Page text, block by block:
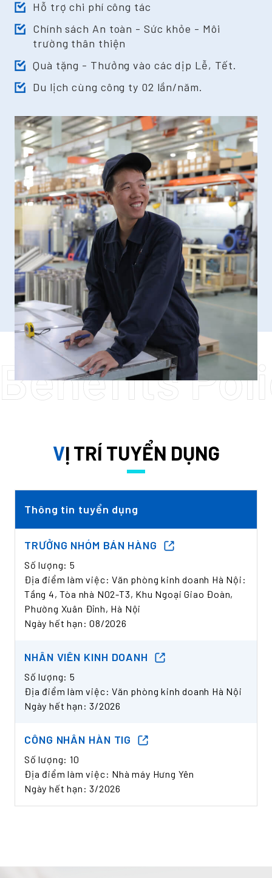
Hỗ trợ chi phí công tác
Chính sách An toàn - Sức khỏe - Môi
trường thân thiện
Quà tặng - Thưởng vào các dịp Lễ, Tết.
Du lịch cùng công ty 02 lần/năm.
VỊ TRÍ TUYỂN DỤNG
Thông tin tuyển dụng
TRƯỞNG NHÓM BÁN HÀNG
Số lượng: 5
Địa điểm làm việc: Văn phòng kinh doanh Hà Nội:
Tầng 4, Tòa nhà N02-T3, Khu Ngoại Giao Đoàn,
Phường Xuân Đỉnh, Hà Nội
Ngày hết hạn: 08/2026
NHÂN VIÊN KINH DOANH
Số lượng: 5
Địa điểm làm việc: Văn phòng kinh doanh Hà Nội
Ngày hết hạn: 3/2026
CÔNG NHÂN HÀN TIG
Số lượng: 10
Địa điểm làm việc: Nhà máy Hưng Yên
Ngày hết hạn: 3/2026